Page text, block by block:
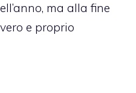
ma alla fine
e proprio